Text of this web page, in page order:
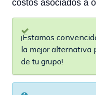
costos asociados a
¡Estamos
la mejor alternativa
de tu grupo!